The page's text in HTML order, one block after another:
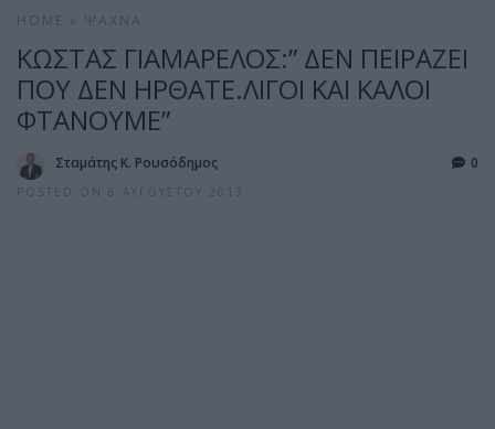
HOME ΨΑΧΝΆ
ΚΩΣΤΑΣ ΓΙΑΜΑΡΕΛΟΣ:” ΔΕΝ ΠΕΙΡΑΖΕΙ
ΠΟΥ ΔΕΝ ΗΡΘΑΤΕ.ΛΙΓΟΙ ΚΑΙ ΚΑΛΟΙ
ΦΤΑΝΟΥΜΕ”
Σταμάτης Κ. Ρουσόδημος
POSTED ON 6 ΑΥΓΟΎΣΤΟΥ 2013
0